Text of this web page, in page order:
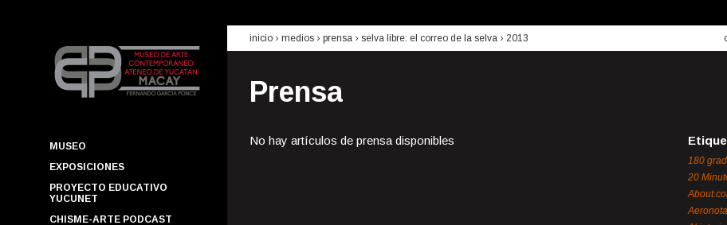
MUSEO
EXPOSICIONES
PROYECTO EDUCATIVO
YUCUNET
CHISME-ARTE PODCAST
inicio › medios › prensa › selva libre: el correo de la selva › 2013
Prensa
No hay artículos de prensa disponibles
180
20